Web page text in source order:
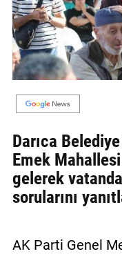
MAGAZİN
GALERİ
YAZARLAR
BİZE
ULAŞIN
Künye
Gizlilik
Darıca
Emek
gelerek
sorularını
AK Parti Genel